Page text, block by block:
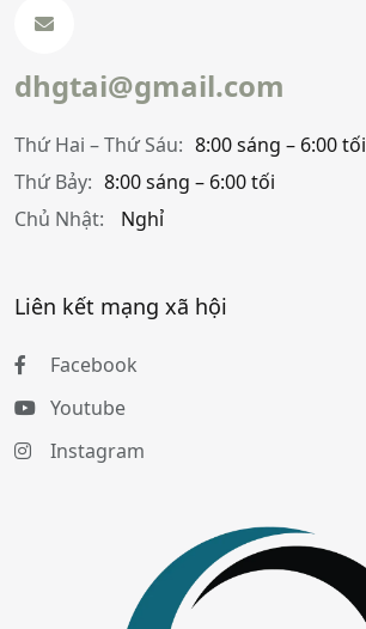
dhgtai@gmail.com
Thứ Hai – Thứ Sáu: 8:00 sáng – 6:00 tối
Thứ Bảy: 8:00 sáng – 6:00 tối
Chủ Nhật:
Nghỉ
Liên kết mạng xã hội
Facebook
Youtube
Instagram